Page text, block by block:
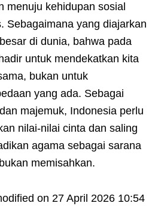
menuju kehidupan sosial
Sebagaimana yang diajarkan
di dunia, bahwa pada
untuk mendekatkan kita
bukan untuk
yang ada. Sebagai
majemuk, Indonesia perlu
nilai-nilai cinta dan saling
agama sebagai sarana
memisahkan.
on 27 April 2026 10:54